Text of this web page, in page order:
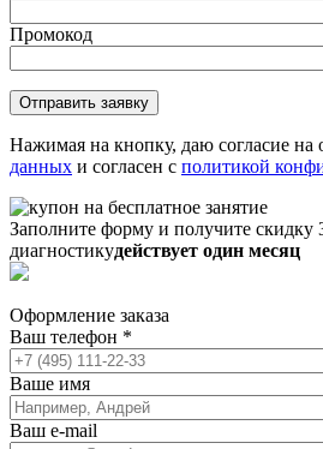
Промокод
Нажимая на кнопку, даю согласие на
данных и согласен с политикой
Заполните форму и получите скидку
диагностикудействует один месяц
Оформление заказа
Ваш телефон *
Ваше имя
Ваш e-mail